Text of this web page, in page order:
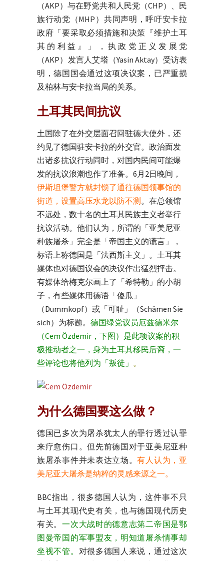
（AKP）与在野党共和人民党（CHP）、民
族行动党（MHP）共同声明，呼吁安卡拉
政府「要采取必须措施和决策『维护土耳
其的利益』」，执政党正义发展党
（AKP）发言人艾塔（Yasin Aktay）受访表
明，德国国会通过这项决议案，已严重损
及柏林与安卡拉当局的关系。
土耳其民间抗议
土国除了在外交层面召回驻德大使外，还
约见了德国驻安卡拉的外交官。政治面发
出诸多抗议行动同时，对国内民间可能爆
发的抗议浪潮也作了准备。6月2日晚间，
伊斯坦堡警方就封锁了通往德国领事馆的
街道，设置高压水龙以防不测 。在总领馆
不远处，数十名的土耳其民族主义者举行
抗议活动。他们认为，所谓的「亚美尼亚
种族屠杀」完全是「帝国主义的谎言」，
标语上称德国是「法西斯主义」。土耳其
媒体也对德国议会的决议作出猛烈抨击。
有媒体给梅克尔画上了「希特勒」的小胡
子，有些媒体用德语「傻瓜」
（Dummkopf）或「可耻」（Schämen Sie
sich）为标题。 德国绿党议员厄兹德米尔
（Cem Özdemir，下图）是此项议案的积
极推动者之一，身为土耳其移民后裔，一
些评论也将他列为「叛徒」 。
为什么德国要这么做？
德国已多次为屠杀犹太人的罪行透过认罪
来疗愈伤口。但先前德国对于亚美尼亚种
族屠杀事件并未表达立场。有人认为，亚
美尼亚大屠杀是纳粹的灵感来源之一。
BBC指出，很多德国人认为，这件事不只
与土耳其现代史有关，也与德国现代历史
有关。一次大战时的德意志第二帝国是鄂
图曼帝国的军事盟友，明知道屠杀情事却
坐视不管。 对很多德国人来说，通过这次